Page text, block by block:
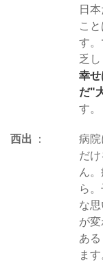
日
こ
す
乏
幸
だ"
す。
西出
病院
だ
ん
ら
な
が
あ
ま